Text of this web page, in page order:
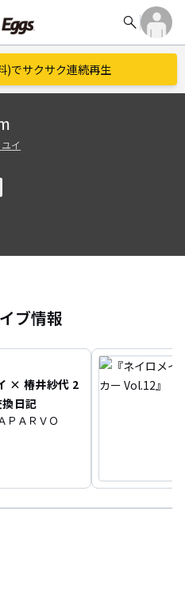
search
)でサクサク連続再生
イ
ブ情報
× 椿井紗代 2
日記
ＰＡＲＶＯ